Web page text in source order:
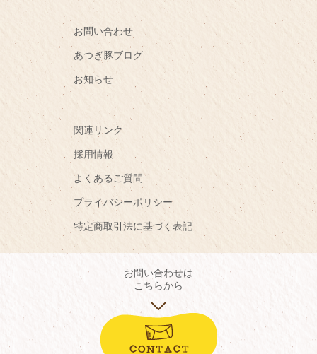
お問い合わせ
あつぎ豚ブログ
お知らせ
関連リンク
採用情報
よくあるご質問
プライバシーポリシー
特定商取引法に基づく表記
お問い合わせは
こちらから